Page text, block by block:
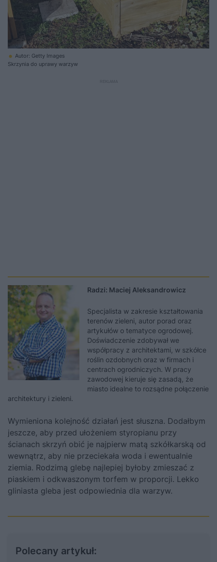
Autor: Getty Images
Skrzynia do uprawy warzyw
Radzi: Maciej Aleksandrowicz
Specjalista w zakresie kształtowania
terenów zieleni, autor porad oraz
artykułów o tematyce ogrodowej.
Doświadczenie zdobywał we
współpracy z architektami, w szkółce
roślin ozdobnych oraz w firmach i
centrach ogrodniczych. W pracy
zawodowej kieruje się zasadą, że
miasto idealne to rozsądne połączenie
architektury i zieleni.
Wymieniona kolejność działań jest słuszna. Dodałbym
jeszcze, aby przed ułożeniem styropianu przy
ścianach skrzyń obić je najpierw matą szkółkarską od
wewnątrz, aby nie przeciekała woda i ewentualnie
ziemia. Rodzimą glebę najlepiej byłoby zmieszać z
piaskiem i odkwaszonym torfem w proporcji. Lekko
gliniasta gleba jest odpowiednia dla warzyw.
Polecany artykuł: